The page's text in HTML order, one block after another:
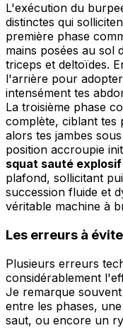
L'exécution du
distinctes qui
première phase
mains posées au sol
triceps et deltoïdes.
l'arrière pour
intensément tes
La troisième phase
complète, ciblant tes
alors tes jambes
position accroupie
squat sauté explosif
plafond, sollicitant
succession fluide et
véritable machine à
Les erreurs à
Plusieurs erreurs
considérablement
Je remarque
entre les phases,
saut, ou encore un